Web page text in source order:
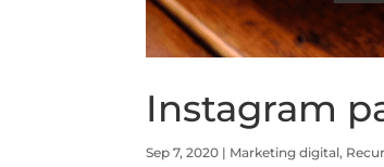
Instagram
Sep 7, 2020 | Marketing digital,